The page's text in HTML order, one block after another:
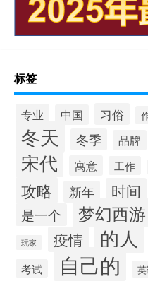
标签
专业 中国 习俗
冬天 冬季 品牌
宋代 寓意 工作
攻略 新年 时间
是一个 梦幻西游
玩家 疫情 的人
考试 自己的